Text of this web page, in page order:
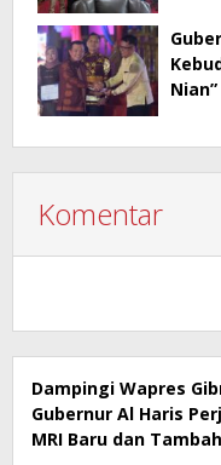
Nian”
Komentar
Dampingi Wapres
Gubernur Al Haris
MRI Baru dan